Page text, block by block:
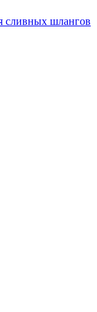
сливных шлангов